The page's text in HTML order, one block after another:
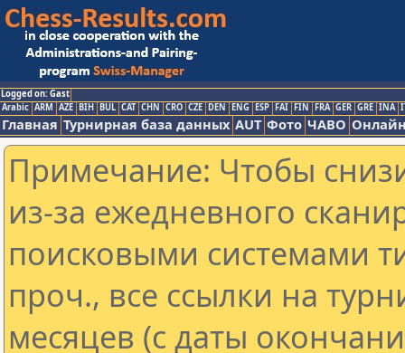
Logged on: Gast
Arabic ARM AZE BIH BUL CAT CHN CRO CZE DEN ENG ESP FAI FIN FRA GER GRE INA
Главная Турнирная база данных AUT Фото ЧАВО
Примечание: Чтобы
из-за ежедневного
поисковыми системами
проч., все ссылки на
месяцев (с даты